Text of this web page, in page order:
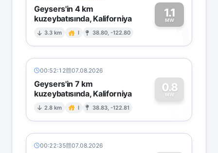
Geysers'in 4 km
kuzeybatısında, Kaliforniya
3.3 km I 38.80, -122.80
1.1
MW1
00:52:12 07.08.2026
Geysers'in 7 km
kuzeybatısında, Kaliforniya
2.8 km I 38.83, -122.81
0.8
MW
0
00:22:35 07.08.2026